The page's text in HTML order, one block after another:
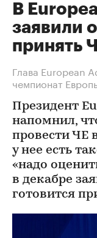
В
заявили
принять
Глава European
чемпионат
Президент
напомнил,
провести ЧЕ
у нее есть
«надо
в декабре
готовится